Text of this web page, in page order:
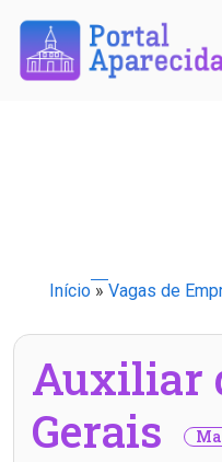
Início » Vagas de
Auxiliar
Gerais